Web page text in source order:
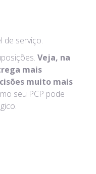
de serviço.
Veja, na
mais
muito mais
seu PCP pode